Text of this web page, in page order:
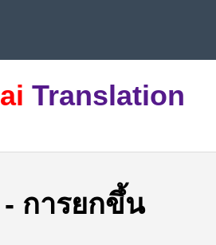
Translation
- การยกขึ้น